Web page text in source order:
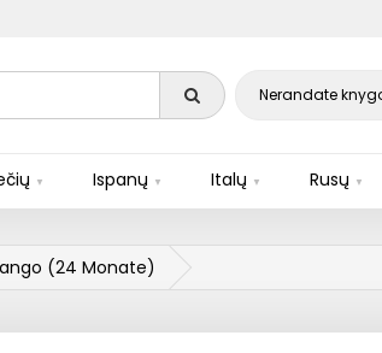
Nerandate
Ispanų Italų Rusų
(24 Monate)